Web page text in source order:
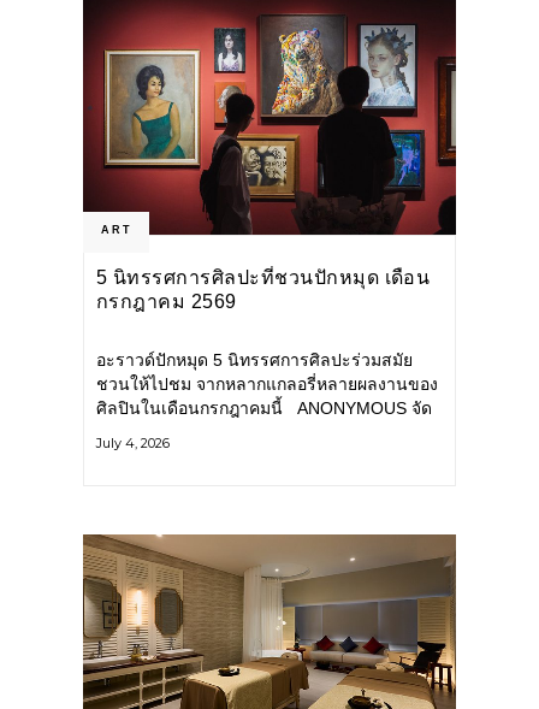
ART
5 นิทรรศการศิลปะที่ชวนปักหมุด เดือน
กรกฎาคม 2569
อะราวด์ปักหมุด 5 นิทรรศการศิลปะร่วมสมัย
ชวนให้ไปชม จากหลากแกลอรี่หลายผลงานของ
ศิลปินในเดือนกรกฎาคมนี้ ANONYMOUS จัด
กลุ่ม Anonymous โดยมี นิ่ม
July 4, 2026